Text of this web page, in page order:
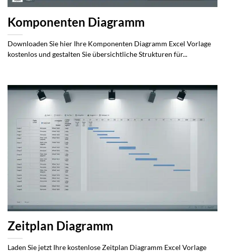
Komponenten Diagramm
Downloaden Sie hier Ihre Komponenten Diagramm Excel Vorlage
kostenlos und gestalten Sie übersichtliche Strukturen für...
Zeitplan Diagramm
Laden Sie jetzt Ihre kostenlose Zeitplan Diagramm Excel Vorlage